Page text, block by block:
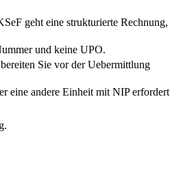
geht eine strukturierte Rechnung,
und keine UPO.
Sie vor der Uebermittlung
eine andere Einheit mit NIP erfordert